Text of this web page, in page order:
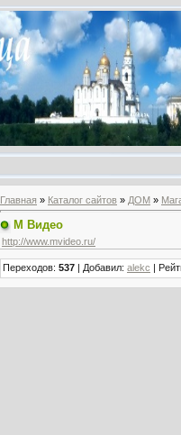
Главная » Каталог сайтов » ДОМ »
М Видео
http://www.mvideo.ru/
Переходов: 537 | Добавил: alekc |